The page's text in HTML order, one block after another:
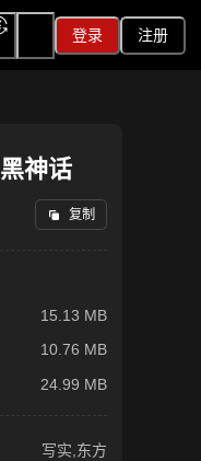
登录 注册
手办 雕刻 悟空 齐天大圣 黑神话
复制
15.13 MB
10.76 MB
24.99 MB
写实,东方